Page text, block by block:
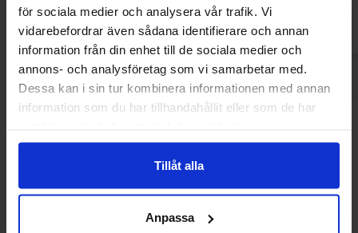
för sociala medier och analysera vår trafik. Vi
vidarebefordrar även sådana identifierare och annan
information från din enhet till de sociala medier och
annons- och analysföretag som vi samarbetar med.
Dessa kan i sin tur kombinera informationen med annan
information som du har tillhandahållit eller som de har
Tillåt alla
Anpassa
Logga in för att handla Logga in för
Andra gillade